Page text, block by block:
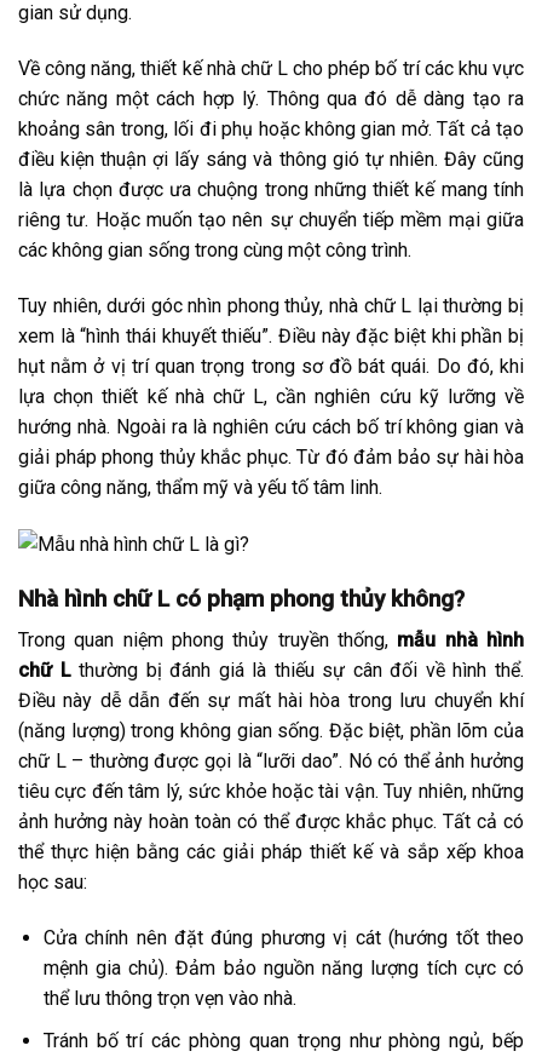
gian sử dụng.
Về công năng, thiết kế nhà chữ L cho phép bố trí các khu vực
chức năng một cách hợp lý. Thông qua đó dễ dàng tạo ra
khoảng sân trong, lối đi phụ hoặc không gian mở. Tất cả tạo
điều kiện thuận ợi lấy sáng và thông gió tự nhiên. Đây cũng
là lựa chọn được ưa chuộng trong những thiết kế mang tính
riêng tư. Hoặc muốn tạo nên sự chuyển tiếp mềm mại giữa
các không gian sống trong cùng một công trình.
Tuy nhiên, dưới góc nhìn phong thủy, nhà chữ L lại thường bị
xem là “hình thái khuyết thiếu”. Điều này đặc biệt khi phần bị
hụt nằm ở vị trí quan trọng trong sơ đồ bát quái. Do đó, khi
lựa chọn thiết kế nhà chữ L, cần nghiên cứu kỹ lưỡng về
hướng nhà. Ngoài ra là nghiên cứu cách bố trí không gian và
giải pháp phong thủy khắc phục. Từ đó đảm bảo sự hài hòa
giữa công năng, thẩm mỹ và yếu tố tâm linh.
Nhà hình chữ L có phạm phong thủy không?
Trong quan niệm phong thủy truyền thống, mẫu nhà hình
chữ Lthường bị đánh giá là thiếu sự cân đối về hình thể.
Điều này dễ dẫn đến sự mất hài hòa trong lưu chuyển khí
(năng lượng) trong không gian sống. Đặc biệt, phần lõm của
chữ L – thường được gọi là “lưỡi dao”. Nó có thể ảnh hưởng
tiêu cực đến tâm lý, sức khỏe hoặc tài vận. Tuy nhiên, những
ảnh hưởng này hoàn toàn có thể được khắc phục. Tất cả có
thể thực hiện bằng các giải pháp thiết kế và sắp xếp khoa
học sau:
Cửa chính nên đặt đúng phương vị cát (hướng tốt theo
mệnh gia chủ). Đảm bảo nguồn năng lượng tích cực có
thể lưu thông trọn vẹn vào nhà.
Tránh bố trí các phòng quan trọng như phòng ngủ, bếp